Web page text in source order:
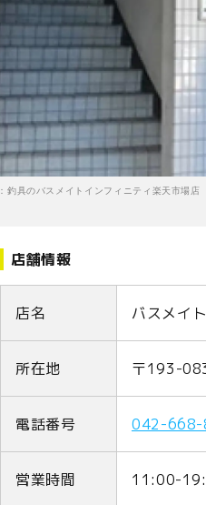
釣具のバスメイトインフィニティ楽天市
店舗情報
店名 バスメイ
所在地 〒193-
電話番号 042-668-
営業時間 11:00-